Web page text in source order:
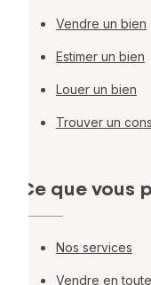
Vendre un bien
Estimer un bien
Louer un bien
Trouver un
Ce que vous
Nos services
Vendre en